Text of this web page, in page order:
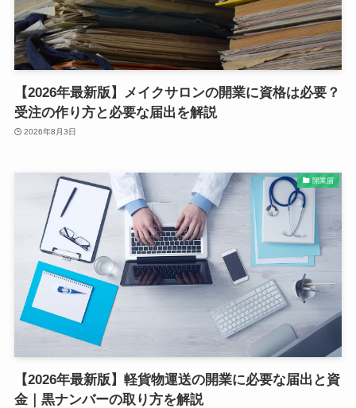
【2026年最新版】メイクサロンの開業に資格は必要？
受注の作り方と必要な届出を解説
2026年8月3日
開業届
【2026年最新版】軽貨物運送の開業に必要な届出と資
金｜黒ナンバーの取り方を解説